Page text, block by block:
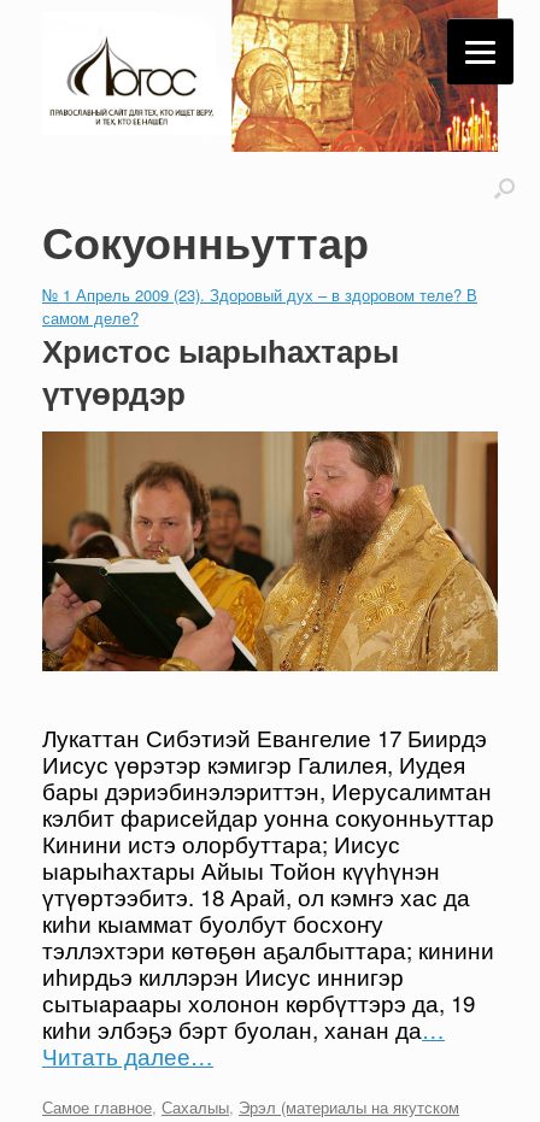
Сокуонньуттар
№ 1 Апрель 2009 (23). Здоровый дух – в здоровом теле? В
самом деле?
Христос ыарыһахтары
үтүөрдэр
Лукаттан Сибэтиэй Евангелие 17 Биирдэ
Иисус үөрэтэр кэмигэр Галилея, Иудея
бары дэриэбинэлэриттэн, Иерусалимтан
кэлбит фарисейдар уонна сокуонньуттар
Кинини истэ олорбуттара; Иисус
ыарыһахтары Айыы Тойон күүһүнэн
үтүөртээбитэ. 18 Арай, ол кэмҥэ хас да
киһи кыаммат буолбут босхоҥу
тэллэхтэри көтөҕөн аҕалбыттара; кинини
иһирдьэ киллэрэн Иисус иннигэр
сытыараары холонон көрбүттэрэ да, 19
киһи элбэҕэ бэрт буолан, ханан да…
Читать далее…
Самое главное, Сахалыы, Эрэл (материалы на якутском